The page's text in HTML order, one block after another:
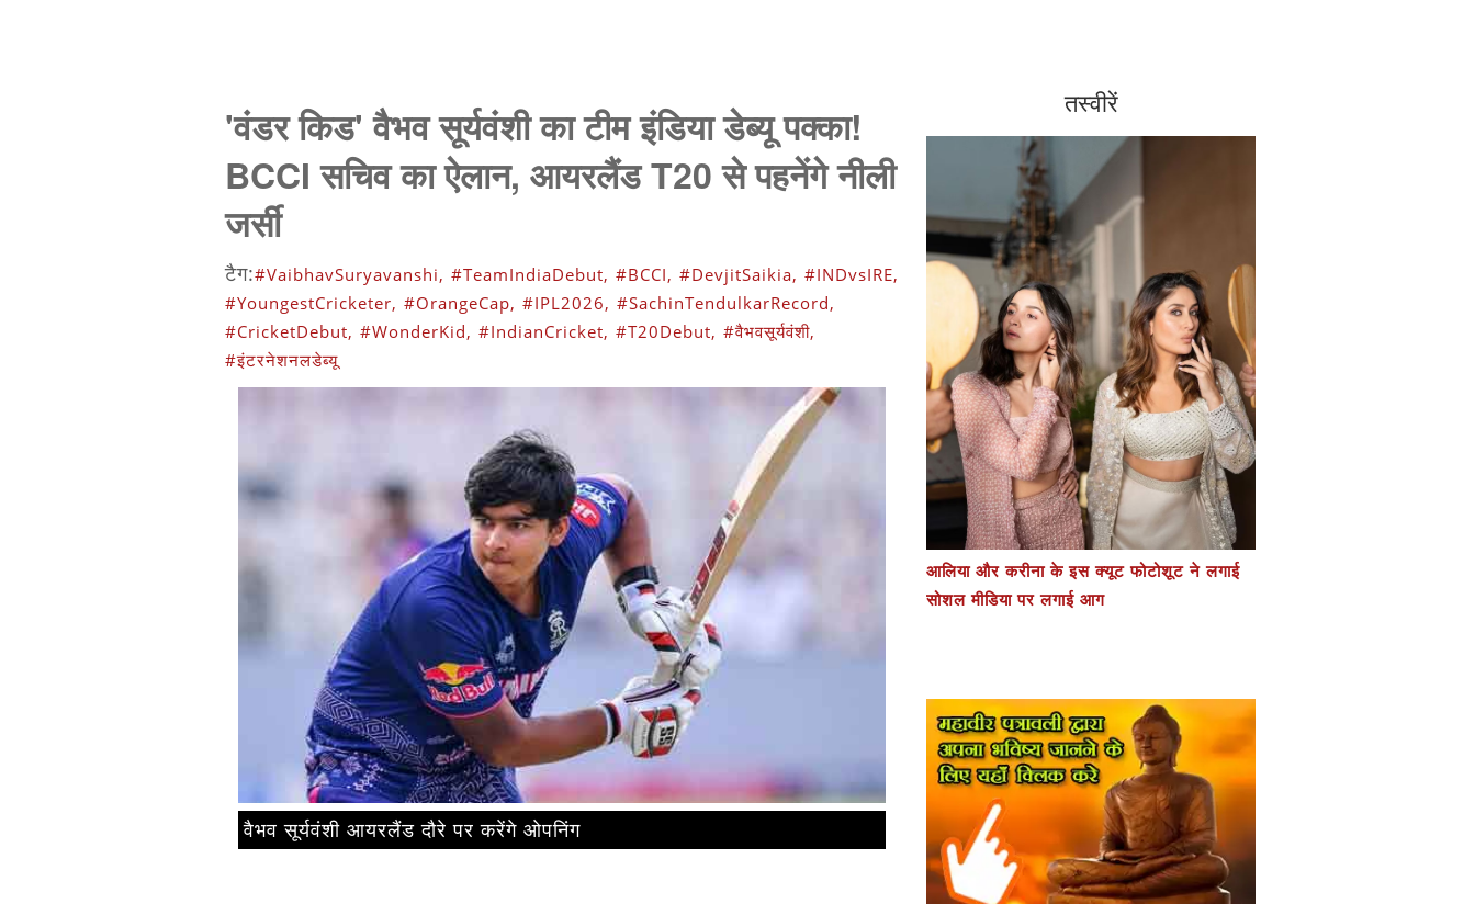
'वंडर किड' वैभव सूर्यवंशी का टीम इंडिया डेब्यू पक्का!
BCCI सचिव का ऐलान, आयरलैंड T20 से पहनेंगे नीली
जर्सी
टैग:#VaibhavSuryavanshi, #TeamIndiaDebut, #BCCI, #DevjitSaikia, #INDvsIRE,
#YoungestCricketer, #OrangeCap, #IPL2026, #SachinTendulkarRecord,
#CricketDebut, #WonderKid, #IndianCricket, #T20Debut, #वैभवसूर्यवंशी,
#इंटरनेशनलडेब्यू
वैभव सूर्यवंशी आयरलैंड दौरे पर करेंगे ओपनिंग
तस्वीरें
आलिया और करीना के इस क्यूट फोटोशूट ने लगाई
सोशल मीडिया पर लगाई आग